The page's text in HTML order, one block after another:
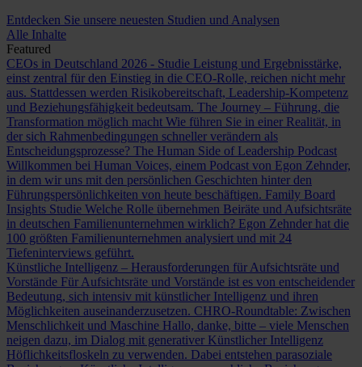
Entdecken Sie unsere neuesten Studien und Analysen
Alle Inhalte
Featured
CEOs in Deutschland 2026 - Studie Leistung und Ergebnisstärke,
einst zentral für den Einstieg in die CEO-Rolle, reichen nicht mehr
aus. Stattdessen werden Risikobereitschaft, Leadership-Kompetenz
und Beziehungsfähigkeit bedeutsam. The Journey – Führung, die
Transformation möglich macht Wie führen Sie in einer Realität, in
der sich Rahmenbedingungen schneller verändern als
Entscheidungsprozesse? The Human Side of Leadership Podcast
Willkommen bei Human Voices, einem Podcast von Egon Zehnder,
in dem wir uns mit den persönlichen Geschichten hinter den
Führungspersönlichkeiten von heute beschäftigen. Family Board
Insights Studie Welche Rolle übernehmen Beiräte und Aufsichtsräte
in deutschen Familienunternehmen wirklich? Egon Zehnder hat die
100 größten Familienunternehmen analysiert und mit 24
Tiefeninterviews geführt.
Künstliche Intelligenz – Herausforderungen für Aufsichtsräte und
Vorstände Für Aufsichtsräte und Vorstände ist es von entscheidender
Bedeutung, sich intensiv mit künstlicher Intelligenz und ihren
Möglichkeiten auseinanderzusetzen. CHRO-Roundtable: Zwischen
Menschlichkeit und Maschine Hallo, danke, bitte – viele Menschen
neigen dazu, im Dialog mit generativer Künstlicher Intelligenz
Höflichkeitsfloskeln zu verwenden. Dabei entstehen parasoziale